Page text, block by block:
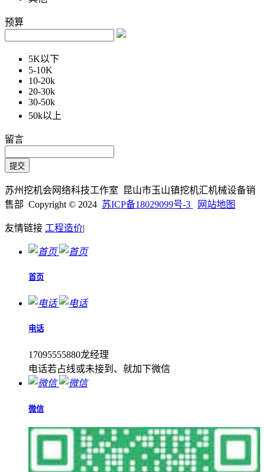
预算
5K以下
5-10K
10-20k
20-30k
30-50k
50k以上
留言
苏州挖机会网络科技工作室 昆山市玉山镇挖机汇机械设备销
售部 Copyright © 2024 苏ICP备18029099号-3 网站地图
友情链接 工程造价|
首页
电话
17095555880龙经理
电话若占线或未接到、就加下微信
微信